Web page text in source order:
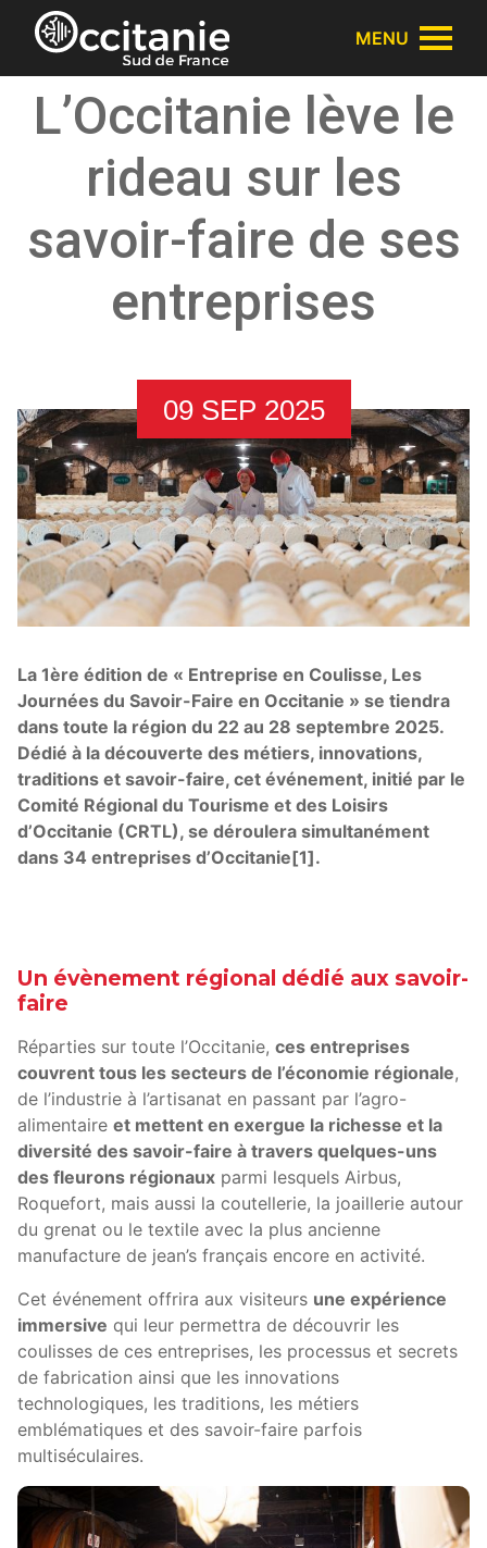
Panneau de gestion des cookies
MENU
L’Occitanie lève le
rideau sur les
savoir-faire de ses
entreprises
09 SEP 2025
La 1ère édition de « Entreprise en Coulisse, Les
Journées du Savoir-Faire en Occitanie » se tiendra
dans toute la région du 22 au 28 septembre 2025.
Dédié à la découverte des métiers, innovations,
traditions et savoir-faire, cet événement, initié par le
Comité Régional du Tourisme et des Loisirs
d’Occitanie (CRTL), se déroulera simultanément
dans 34 entreprises d’Occitanie[1].
Un évènement régional dédié aux savoir-
faire
Réparties sur toute l’Occitanie, ces entreprises
couvrent tous les secteurs de l’économie régionale,
de l’industrie à l’artisanat en passant par l’agro-
alimentaire et mettent en exergue la richesse et la
diversité des savoir-faire à travers quelques-uns
des fleurons régionaux parmi lesquels Airbus,
Roquefort, mais aussi la coutellerie, la joaillerie autour
du grenat ou le textile avec la plus ancienne
manufacture de jean’s français encore en activité.
Cet événement offrira aux visiteurs une expérience
immersive qui leur permettra de découvrir les
coulisses de ces entreprises, les processus et secrets
de fabrication ainsi que les innovations
technologiques, les traditions, les métiers
emblématiques et des savoir-faire parfois
multiséculaires.